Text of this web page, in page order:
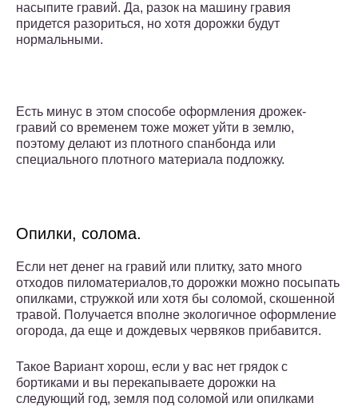
насыпите гравий. Да, разок на машину гравия
придется разориться, но хотя дорожки будут
нормальными.
Есть минус в этом способе оформления дрожек-
гравий со временем тоже может уйти в землю,
поэтому делают из плотного спанбонда или
специального плотного материала подложку.
Опилки, солома.
Если нет денег на гравий или плитку, зато много
отходов пиломатериалов,то дорожки можно посыпать
опилками, стружкой или хотя бы соломой, скошенной
травой. Получается вполне экологичное оформление
огорода, да еще и дождевых червяков прибавится.
Такое Вариант хорош, если у вас нет грядок с
бортиками и вы перекапываете дорожки на
следующий год, земля под соломой или опилками